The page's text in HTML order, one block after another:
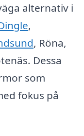
alternativ i
,
, Röna,
Dessa
som
fokus på